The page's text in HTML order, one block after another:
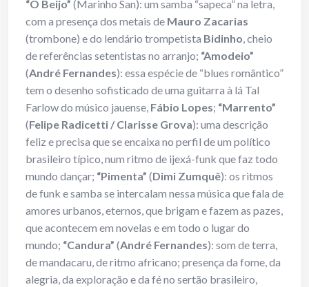
“O Beijo” (Marinho San): um samba “sapeca” na letra,
com a presença dos metais de Mauro Zacarias
(trombone) e do lendário trompetista Bidinho, cheio
de referências setentistas no arranjo; “Amodeio”
(André Fernandes): essa espécie de “blues romântico”
tem o desenho sofisticado de uma guitarra à lá Tal
Farlow do músico jauense, Fábio Lopes; “Marrento”
(Felipe Radicetti / Clarisse Grova): uma descrição
feliz e precisa que se encaixa no perfil de um político
brasileiro típico, num ritmo de ijexá-funk que faz todo
mundo dançar; “Pimenta” (Dimi Zumquê): os ritmos
de funk e samba se intercalam nessa música que fala de
amores urbanos, eternos, que brigam e fazem as pazes,
que acontecem em novelas e em todo o lugar do
mundo; “Candura” (André Fernandes): som de terra,
de mandacaru, de ritmo africano; presença da fome, da
alegria, da exploração e da fé no sertão brasileiro,